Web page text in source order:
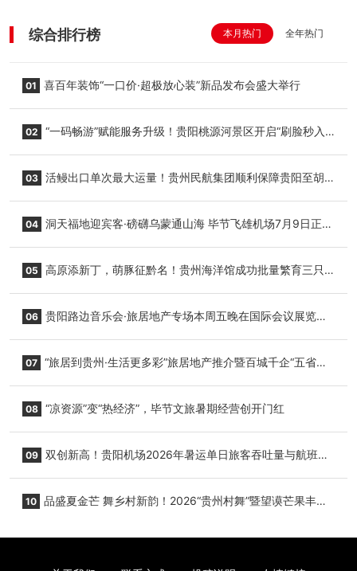
综合排行榜 本月热门 全年热门
01 喜百年装饰“一口价·超极放心装”新品发布会盛大举行
02 “一码畅游”赋能服务升级！贵阳桃源河景区开启“刷脸秒入
03 活鳗出口单次最大运量！贵州民航集团顺利保障贵阳至胡
04 洞天福地迎宾客·磅礴乌蒙通山海 毕节飞雄机场7月9日正式
05 高原添新丁，萌豚征黔名！贵州海洋馆成功批量繁育三只
06 贵阳路边音乐会·旅居地产专场本周五晚在国际会议展览中
07 “旅居到贵州·生活更多彩”旅居地产推介暨百城千企“五省
08 “凉资源”变“热经济”，毕节文旅暑期经营创开门红
09 双创新高！贵阳机场2026年暑运单日旅客吞吐量与航班起
10 品盛夏金芒 舞乡村新韵！2026“贵州村舞”暨望谟芒果丰收